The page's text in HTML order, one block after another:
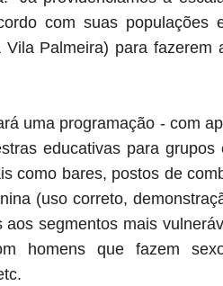
com suas populações
Palmeira) para fazerem
uma programação - com
educativas para grupos
como bares, postos de
(uso correto,
segmentos mais
homens que fazem